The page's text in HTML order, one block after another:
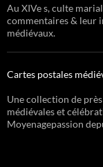
Au XIVe s, culte
commentaires & leur
médiévaux.
Cartes postales
Une collection de
médiévales et
Moyenagepassion